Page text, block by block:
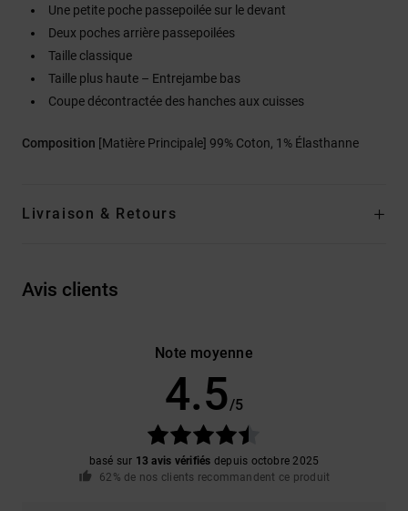
Une petite poche passepoilée sur le devant
Deux poches arrière passepoilées
Taille classique
Taille plus haute – Entrejambe bas
Coupe décontractée des hanches aux cuisses
Composition [Matière Principale] 99% Coton, 1% Élasthanne
Livraison & Retours
Avis clients
Note moyenne
4.5/5
basé sur 13 avis vérifiés depuis octobre 2025
62% de nos clients recommandent ce produit